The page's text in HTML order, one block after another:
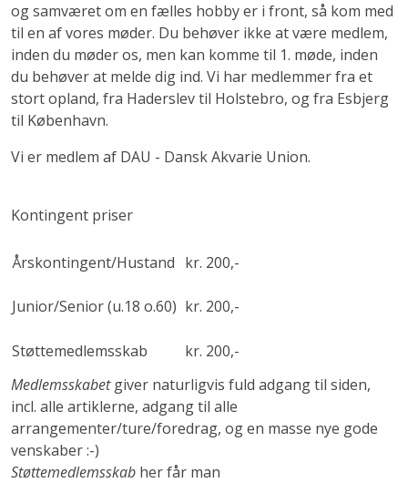
og samværet om en fælles hobby er i front, så kom med
til en af vores møder. Du behøver ikke at være medlem,
inden du møder os, men kan komme til 1. møde, inden
du behøver at melde dig ind. Vi har medlemmer fra et
stort opland, fra Haderslev til Holstebro, og fra Esbjerg
til København.
Vi er medlem af DAU - Dansk Akvarie Union.
Kontingent priser
Årskontingent/Hustand kr. 200,-
Junior/Senior (u.18 o.60) kr. 200,-
Støttemedlemsskab
kr. 200,-
Medlemsskabetgiver naturligvis fuld adgang til siden,
incl. alle artiklerne, adgang til alle
arrangementer/ture/foredrag, og en masse nye gode
venskaber :-)
Støttemedlemsskab her får man